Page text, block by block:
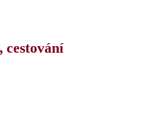
cestování